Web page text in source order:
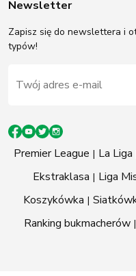
Newsletter
Zapisz się do newslettera i
typów!
Premier League La Liga
Ekstraklasa
Liga
Koszykówka
Ranking bukmacherów